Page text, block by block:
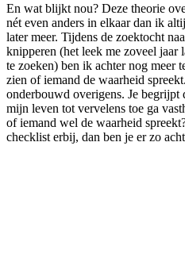
En wat blijkt nou? Deze theorie
nét even anders in elkaar dan ik
later meer. Tijdens de zoektocht
knipperen (het leek me zoveel
te zoeken) ben ik achter nog meer
zien of iemand de waarheid
onderbouwd overigens. Je begrijpt
mijn leven tot vervelens toe ga
of iemand wel de waarheid
checklist erbij, dan ben je er zo